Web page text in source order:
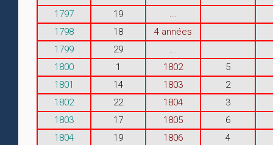
1797
19
...
1798
18
4 années
1799
29
...
1800
1 1802
5
1801
14 1803
2
1802
22 1804
3
1803
17 1805
6
1804
19 1806 4